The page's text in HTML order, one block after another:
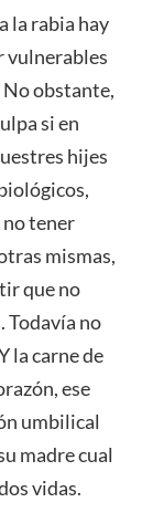
la rabia hay
vulnerables
No obstante,
si en
hijes
tener
mismas,
que no
Todavía no
la carne de
ese
umbilical
madre cual
vidas.